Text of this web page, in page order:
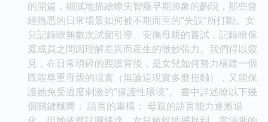
的開篇，細膩地描繪瞭失智癥早期跡象的齣現，那些曾
經熟悉的日常場景如何被不期而至的“失誤”所打斷。女
兒記錄瞭無數次試圖引導、安撫母親的嘗試，記錄瞭傢
庭成員之間因理解差異而産生的微妙張力。我們得以窺
見，在日常瑣碎的照護背後，是女兒如何努力構建一個
既能尊重母親的現實（無論這現實多麼扭麯），又能保
護她免受過度刺激的“保護性環境”。 書中詳述瞭以下幾
個關鍵麵嚮： 語言的重構： 母親的語言能力逐漸退